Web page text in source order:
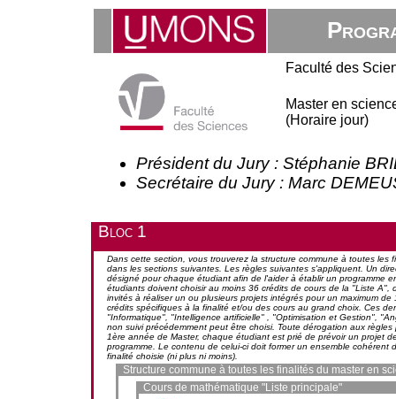
Faculté des
Master en
(Horaire jour)
Président du Jury : Stéphanie
Secrétaire du Jury : Marc
Bloc 1
Dans cette section, vous trouverez la structure commune à toutes
dans les sections suivantes. Les règles suivantes s'appliquent. Un
désigné pour chaque étudiant afin de l'aider à établir un programme
étudiants doivent choisir au moins 36 crédits de cours de la "Liste
invités à réaliser un ou plusieurs projets intégrés pour un maximum
crédits spécifiques à la finalité et/ou des cours au grand choix. Ces
"Informatique", "Intelligence artificielle" , "Optimisation et Gestion",
non suivi précédemment peut être choisi. Toute dérogation aux
1ère année de Master, chaque étudiant est prié de prévoir un projet
programme. Le contenu de celui-ci doit former un ensemble
finalité choisie (ni plus ni moins).
Structure commune à toutes les finalités du master en
Cours de mathématique "Liste principale"